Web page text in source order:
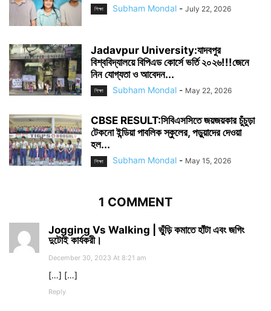
শিক্ষা Subham Mondal - July 22, 2026
Jadavpur University:যাদবপুর
বিশ্ববিদ্যালয়ে বিপিএড কোর্সে ভর্তি ২০২৬!!!জেনে
নিন যোগ্যতা ও আবেদন...
শিক্ষা Subham Mondal - May 22, 2026
CBSE RESULT:সিবিএসসিতে জয়জয়কার চুঁচুড়া
টেকনো ইন্ডিয়া পাবলিক স্কুলের, পড়ুয়াদের দেওয়া
হল...
শিক্ষা Subham Mondal - May 15, 2026
1 COMMENT
Jogging Vs Walking | ভুঁড়ি কমাতে হাঁটা এবং জগিং
দুটোই কার্যকরী।
December 30, 2023 At 8:21 am
[…] […]
Reply